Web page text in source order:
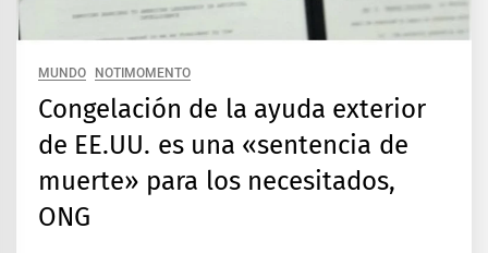
MUNDO NOTIMOMENTO
Congelación de la ayuda exterior
de EE.UU. es una «sentencia de
muerte» para los necesitados,
ONG